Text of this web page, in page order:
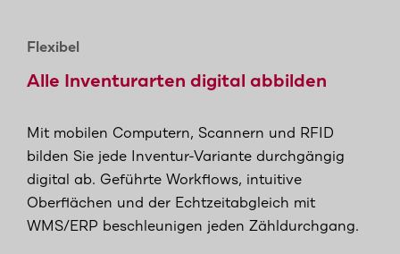
Flexibel
Alle Inventurarten digital abbilden
Mit mobilen Computern, Scannern und RFID
bilden Sie jede Inventur-Variante durchgängig
digital ab. Geführte Workflows, intuitive
Oberflächen und der Echtzeitabgleich mit
WMS/ERP beschleunigen jeden Zähldurchgang.